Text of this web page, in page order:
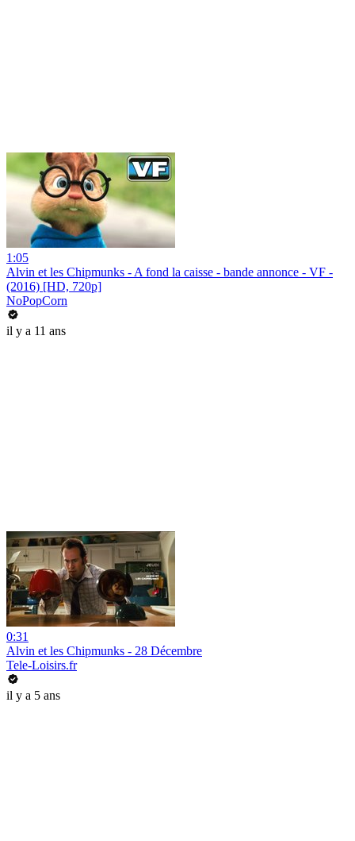
1:05
Alvin et les Chipmunks - A fond la caisse - bande annonce - VF -
(2016) [HD, 720p]
NoPopCorn
il y a 11 ans
0:31
Alvin et les Chipmunks - 28 Décembre
Tele-Loisirs.fr
il y a 5 ans